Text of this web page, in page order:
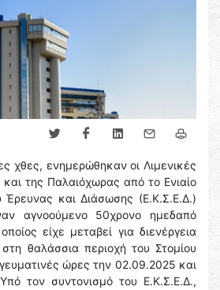
χθες, ενημερώθηκαν οι Λιμενικές
της Παλαιόχωρας από το Ενιαίο
Έρευνας και Διάσωσης (Ε.Κ.Σ.Ε.Δ.)
αγνοούμενο 50χρονο ημεδαπό
είχε μεταβεί για διενέργεια
στη θαλάσσια περιοχή του Στομίου
ώρες την 02.09.2025 και
τον συντονισμό του Ε.Κ.Σ.Ε.Δ.,